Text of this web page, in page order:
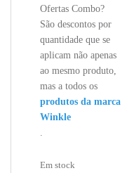
Ofertas Combo?
São descontos por
quantidade que se
aplicam não apenas
ao mesmo produto,
mas a todos os
produtos da marca
Winkle
.
Em stock